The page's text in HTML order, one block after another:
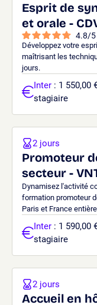
Esprit de
et orale -
4.8/5
Développez votre
maîtrisant les
jours.
Inter : 1 550,00
stagiaire
Promoteur
secteur -
Dynamisez l'activité
formation promoteur
Paris et France
2 jours
Inter : 1 590,00
stagiaire
Accueil en
2 jours